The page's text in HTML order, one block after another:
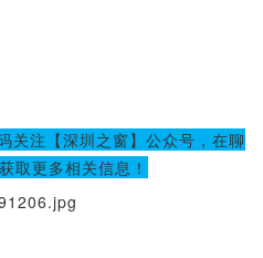
关注【深圳之窗】公众号，在聊
取更多相关信息！